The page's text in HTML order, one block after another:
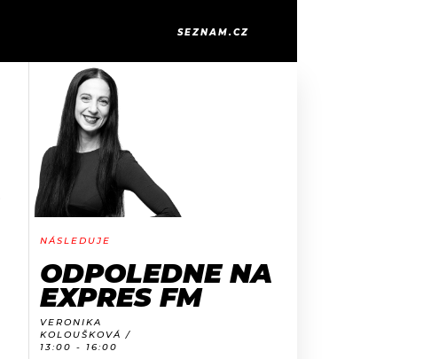
SEZNAM.CZ
NÁSLEDUJE
ODPOLEDNE NA
EXPRES FM
VERONIKA
KOLOUŠKOVÁ /
13:00 - 16:00